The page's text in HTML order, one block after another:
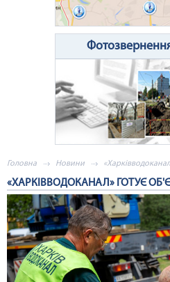
Головна Новини
«ХАРКІВВОДОКАНАЛ» ГОТУЄ